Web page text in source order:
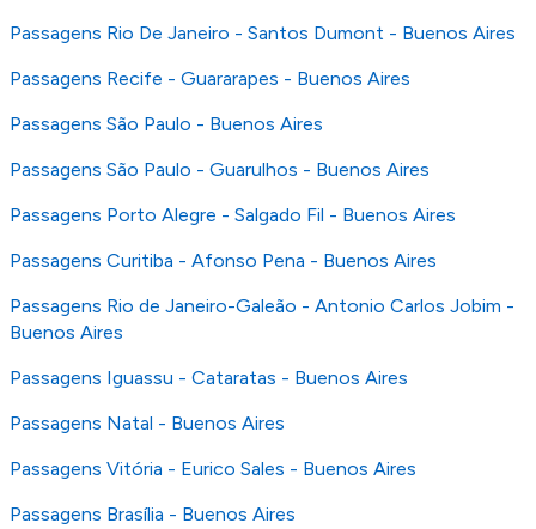
Passagens Rio De Janeiro - Santos Dumont - Buenos Aires
Passagens Recife - Guararapes - Buenos Aires
Passagens São Paulo - Buenos Aires
Passagens São Paulo - Guarulhos - Buenos Aires
Passagens Porto Alegre - Salgado Fil - Buenos Aires
Passagens Curitiba - Afonso Pena - Buenos Aires
Passagens Rio de Janeiro-Galeão - Antonio Carlos Jobim -
Buenos Aires
Passagens Iguassu - Cataratas - Buenos Aires
Passagens Natal - Buenos Aires
Passagens Vitória - Eurico Sales - Buenos Aires
Passagens Brasília - Buenos Aires